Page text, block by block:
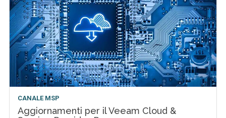
CANALE MSP
Aggiornamenti per il Veeam Cloud &